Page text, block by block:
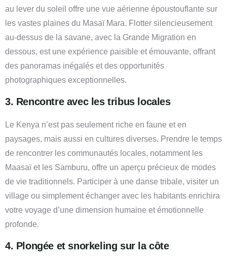
au lever du soleil offre une vue aérienne époustouflante sur
les vastes plaines du Masaï Mara. Flotter silencieusement
au-dessus de la savane, avec la Grande Migration en
dessous, est une expérience paisible et émouvante, offrant
des panoramas inégalés et des opportunités
photographiques exceptionnelles.
3. Rencontre avec les tribus locales
Le Kenya n’est pas seulement riche en faune et en
paysages, mais aussi en cultures diverses. Prendre le temps
de rencontrer les communautés locales, notamment les
Maasaï et les Samburu, offre un aperçu précieux de modes
de vie traditionnels. Participer à une danse tribale, visiter un
village ou simplement échanger avec les habitants enrichira
votre voyage d’une dimension humaine et émotionnelle
profonde.
4. Plongée et snorkeling sur la côte